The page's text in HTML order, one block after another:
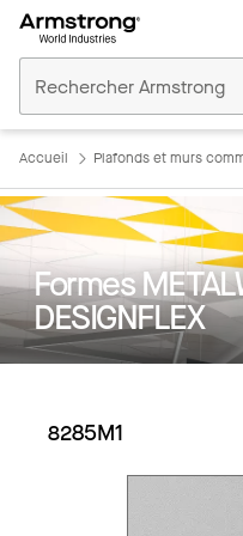
Accueil Plafonds et murs
Formes
DESIGNFLEX
8285M1